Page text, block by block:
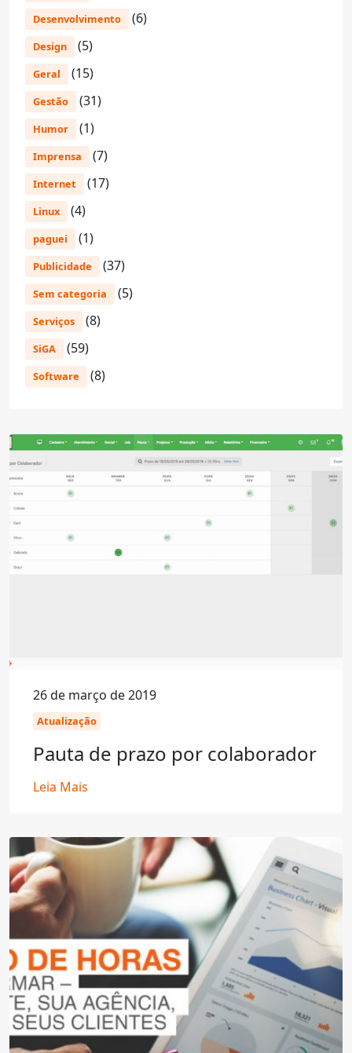
Desenvolvimento (6)
Design (5)
Geral (15)
Gestão (31)
Humor (1)
Imprensa (7)
Internet (17)
Linux (4)
paguei (1)
Publicidade (37)
Sem categoria (5)
Serviços (8)
SiGA (59)
Software (8)
26 de março de 2019
Atualização
Pauta de prazo por colaborador
Leia Mais